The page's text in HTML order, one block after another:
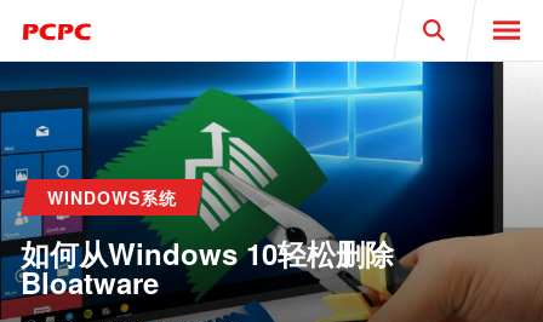
Search
WINDOWS系统
如何从Windows 10轻松删除
Bloatware